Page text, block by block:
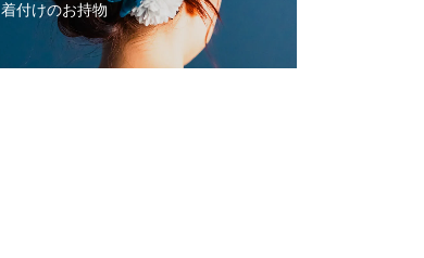
着付けのお持物